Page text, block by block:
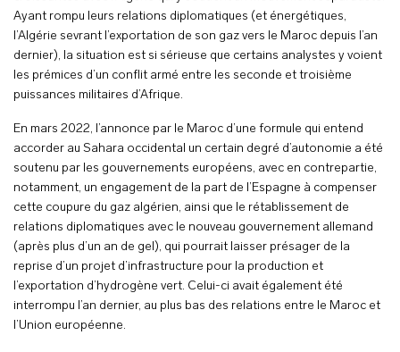
Ayant rompu leurs relations diplomatiques (et énergétiques,
l’Algérie sevrant l’exportation de son gaz vers le Maroc depuis l’an
dernier), la situation est si sérieuse que certains analystes y voient
les prémices d’un conflit armé entre les seconde et troisième
puissances militaires d’Afrique.
En mars 2022, l’annonce par le Maroc d’une formule qui entend
accorder au Sahara occidental un certain degré d’autonomie a été
soutenu par les gouvernements européens, avec en contrepartie,
notamment, un engagement de la part de l’Espagne à compenser
cette coupure du gaz algérien, ainsi que le rétablissement de
relations diplomatiques avec le nouveau gouvernement allemand
(après plus d’un an de gel), qui pourrait laisser présager de la
reprise d’un projet d’infrastructure pour la production et
l’exportation d’hydrogène vert. Celui-ci avait également été
interrompu l’an dernier, au plus bas des relations entre le Maroc et
l’Union européenne.